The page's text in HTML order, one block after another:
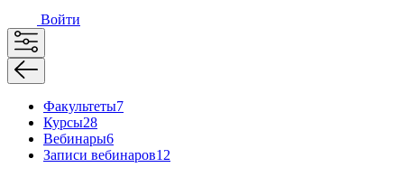
Войти
Факультеты7
Курсы28
Вебинары6
Записи вебинаров12